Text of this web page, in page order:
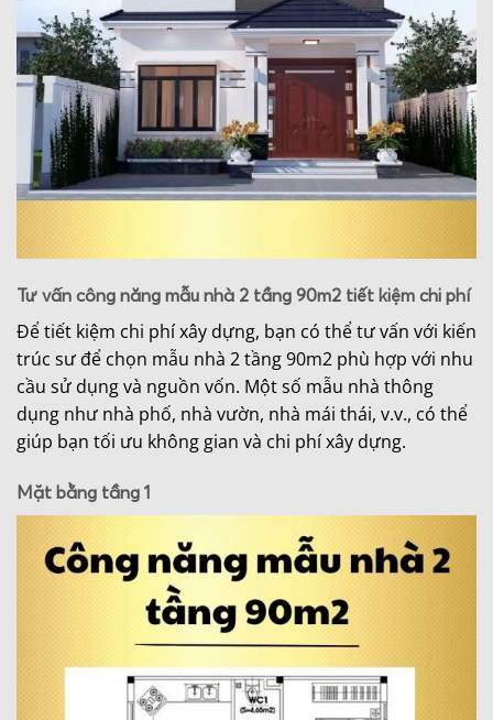
Tư vấn công năng mẫu nhà 2 tầng 90m2 tiết kiệm chi phí
Để tiết kiệm chi phí xây dựng, bạn có thể tư vấn với kiến
trúc sư để chọn mẫu nhà 2 tầng 90m2 phù hợp với nhu
cầu sử dụng và nguồn vốn. Một số mẫu nhà thông
dụng như nhà phố, nhà vườn, nhà mái thái, v.v., có thể
giúp bạn tối ưu không gian và chi phí xây dựng.
Mặt bằng tầng 1